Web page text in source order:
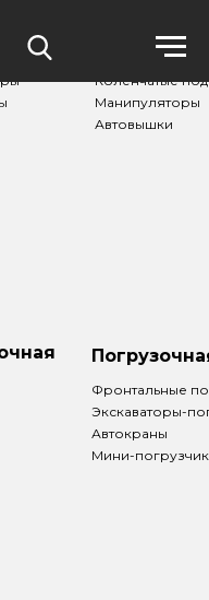
Подъемная
Коленчатые
Манипуляторы
Автовышки
Мини-
Автокраны
Экскаваторы-
Фронтальные